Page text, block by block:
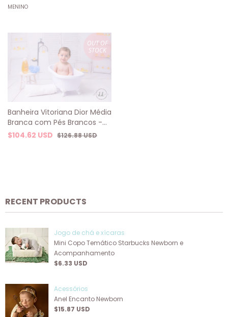
MENINO
OUT OF
STOCK
Banheira Vitoriana Dior Média
Branca com Pés Brancos -
Prop Clean para Fotografia
$104.62 USD $126.88 USD
RECENT PRODUCTS
Jogo de chá e xícaras
Mini Copo Temático Starbucks Newborn e
Acompanhamento
$6.33 USD
Acessórios
Anel Encanto Newborn
$15.87 USD